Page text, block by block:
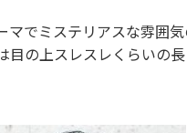
でミステリアスな雰囲
目の上スレスレくらいの